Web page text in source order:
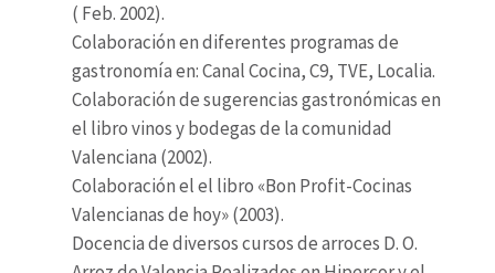
( Feb. 2002).
Colaboración en diferentes programas de
gastronomía en: Canal Cocina, C9, TVE, Localia.
Colaboración de sugerencias gastronómicas en
el libro vinos y bodegas de la comunidad
Valenciana (2002).
Colaboración el el libro «Bon Profit-Cocinas
Valencianas de hoy» (2003).
Docencia de diversos cursos de arroces D. O.